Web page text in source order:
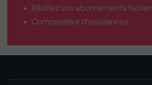
Résiliez vos abonnements
Comparateur d’assurances